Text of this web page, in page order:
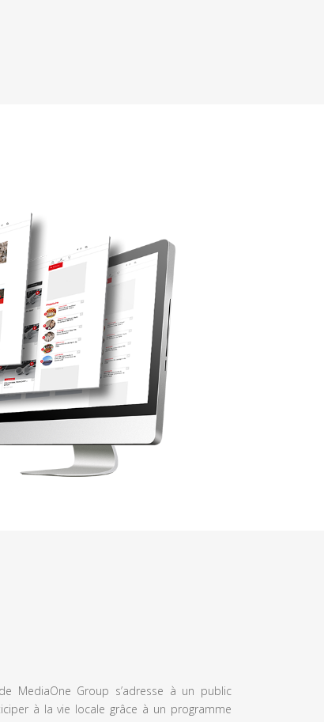
MediaOne Group s’adresse à un public
à la vie locale grâce à un programme